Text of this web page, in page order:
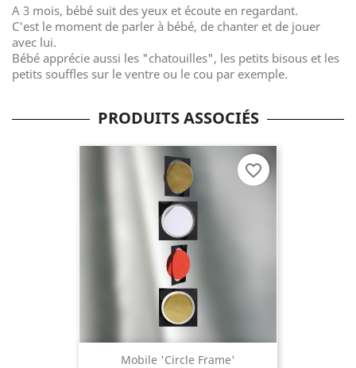
A 3 mois, bébé suit des yeux et écoute en regardant.
C'est le moment de parler à bébé, de chanter et de jouer
avec lui.
Bébé apprécie aussi les "chatouilles", les petits bisous et les
petits souffles sur le ventre ou le cou par exemple.
PRODUITS ASSOCIÉS
Mobile 'Circle Frame'
favorite_border